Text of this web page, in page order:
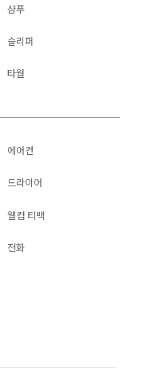
샴푸
슬리퍼
타월
에어컨
드라이어
웰컴 티백
전화